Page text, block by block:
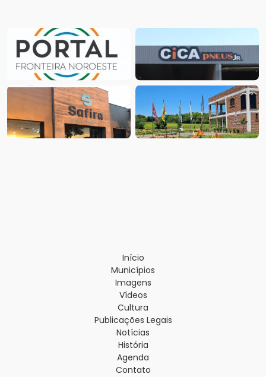
Início
Municípios
Imagens
Vídeos
Cultura
Publicações Legais
Notícias
História
Agenda
Contato